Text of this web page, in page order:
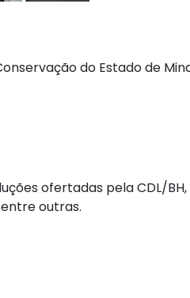
do Estado de
ofertadas pela CDL/
outras.